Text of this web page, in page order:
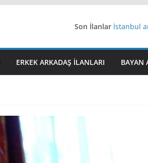
Son İlanlar İstanbul
Yeni Bir
iş
ERKEK ARKADAŞ ILANLARI BAYAN